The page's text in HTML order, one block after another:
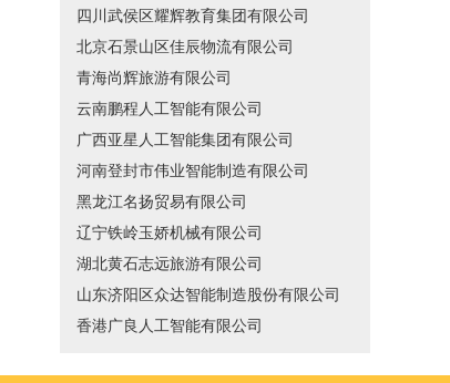
四川武侯区耀辉教育集团有限公司
北京石景山区佳辰物流有限公司
青海尚辉旅游有限公司
云南鹏程人工智能有限公司
广西亚星人工智能集团有限公司
河南登封市伟业智能制造有限公司
黑龙江名扬贸易有限公司
辽宁铁岭玉娇机械有限公司
湖北黄石志远旅游有限公司
山东济阳区众达智能制造股份有限公司
香港广良人工智能有限公司